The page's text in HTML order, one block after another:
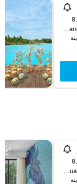
Jalan Teluk Berembang, Laguna Bintan, Lagoi, إندونيسيا
Jalan Gurindam Duabelas, Plot 27-29, Lagoi, إندونيسيا